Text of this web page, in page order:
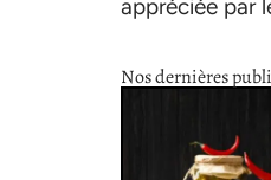
appréciée par
Nos dernières